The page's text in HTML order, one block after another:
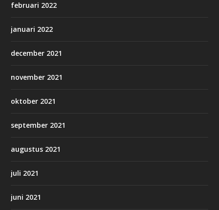
februari 2022
januari 2022
december 2021
november 2021
oktober 2021
september 2021
augustus 2021
juli 2021
juni 2021